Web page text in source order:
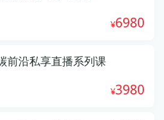
6980
前沿私享直播系列课
3980